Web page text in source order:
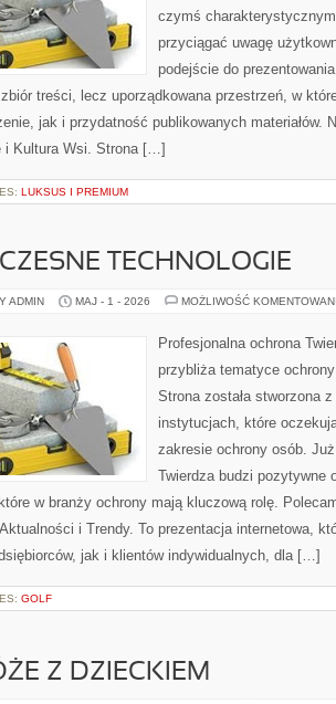
czymś
przyciągać uwagę
podejście do
treści, lecz uporządkowana przestrzeń, w
jak i przydatność publikowanych materiałów.
i Kultura Wsi. Strona […]
LUKSUS I PREMIUM
TECHNOLOGIE
ADMIN MAJ - 1 - 2026 MOŻLIWOŚĆ
Profesjonalna ochrona
przybliża tematyce
Strona została stworzona
instytucjach, które
zakresie ochrony osób.
Twierdza budzi pozytywne
w branży ochrony mają kluczową rolę.
i Trendy. To prezentacja internetowa,
jak i klientów indywidualnych, dla […]
GOLF
Z DZIECKIEM